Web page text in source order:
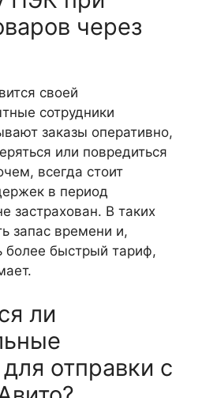
через
своей
сотрудники
заказы оперативно,
или повредиться
всегда стоит
в период
застрахован. В таких
запас времени и,
более быстрый тариф,
ли
отправки с